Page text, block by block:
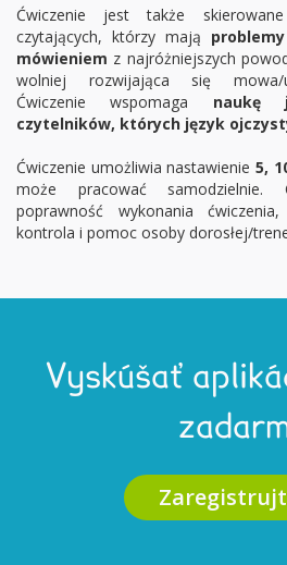
Ćwiczenie jest także
czytających, którzy mają
mówieniem z najróżniejszych
wolniej rozwijająca się mowa/
Ćwiczenie wspomaga naukę
czytelników, których język
Ćwiczenie umożliwia nastawienie 5,
może pracować samodzielnie.
poprawność wykonania
kontrola i pomoc osoby dorosłej/
Vyskúšať